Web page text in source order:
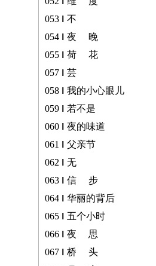
053 ‖ 不
054 ‖ 夜 晚
055 ‖ 荷 花
057 ‖ 芸
058 ‖ 我的小心眼儿
059 ‖ 若不是
060 ‖ 夜的味道
061 ‖ 父亲节
062 ‖ 无
063 ‖ 信 步
064 ‖ 华丽的背后
065 ‖ 五个小时
066 ‖ 夜 思
067 ‖ 桥 头